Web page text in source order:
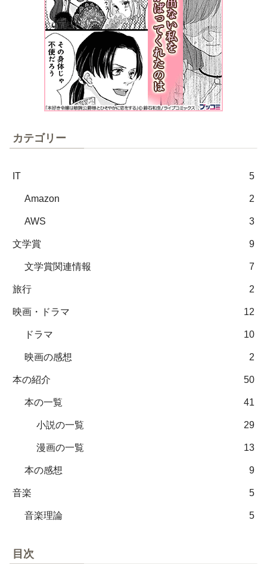
カテゴリー
IT 5
Amazon 2
AWS 3
文学賞 9
文学賞関連情報 7
旅行 2
映画・ドラマ 12
ドラマ 10
映画の感想 2
本の紹介 50
本の一覧 41
小説の一覧 29
漫画の一覧 13
本の感想 9
音楽 5
音楽理論 5
目次